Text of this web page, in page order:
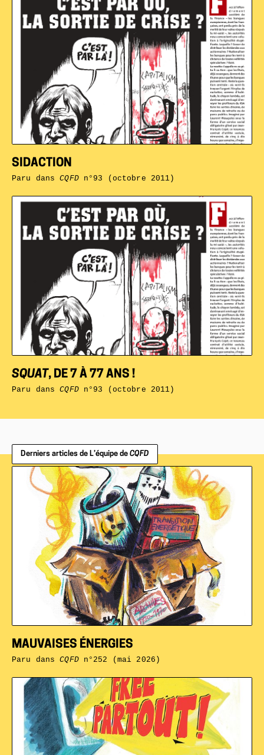
SQUAT , DE 7 À 77 ANS !
Paru dansCQFDn°93 (octobre 2011)
SIDACTION
Paru dansCQFDn°93 (octobre 2011)
Derniers articles de L’équipe de CQFD
MAUVAISES ÉNERGIES
Paru dansCQFDn°252 (mai 2026)